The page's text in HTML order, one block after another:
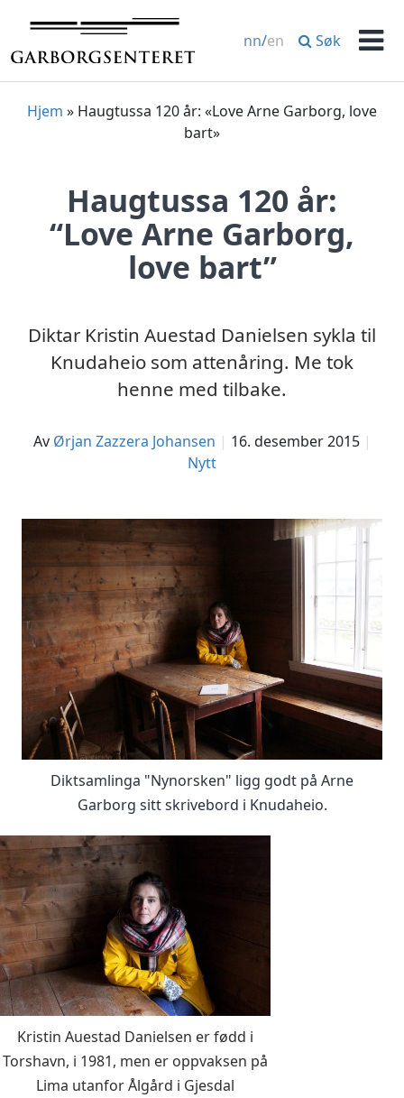
innhold
nn/en Søk
Hjem » Haugtussa 120 år: «Love Arne Garborg, love
bart»
Haugtussa 120 år:
“Love Arne Garborg,
love bart”
Diktar Kristin Auestad Danielsen sykla til
Knudaheio som attenåring. Me tok
henne med tilbake.
av Ørjan Zazzera Johansen
16. desember 2015
Nytt
Diktsamlinga "Nynorsken" ligg godt på Arne
Garborg sitt skrivebord i Knudaheio.
Kristin Auestad Danielsen er fødd i
Torshavn, i 1981, men er oppvaksen på
Lima utanfor Ålgård i Gjesdal